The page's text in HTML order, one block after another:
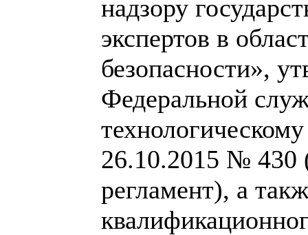
надзору
экспертов в
безопасности»,
Федеральной
26.10.2015 № 430
регламент), а